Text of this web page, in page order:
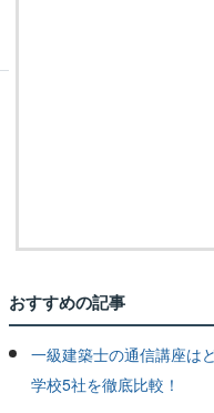
おすすめの記事
一級建築士の通信講座は
学校5社を徹底比較！